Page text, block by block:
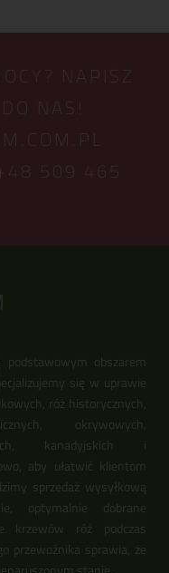
NAPISZ
NAS!
+48 509 465
obszarem
się w uprawie
róż historycznych,
okrywowych,
kanadyjskich i
aby ułatwić klientom
sprzedaż wysyłkową
optymalnie dobrane
krzewów róż podczas
przewoźnika sprawia, że